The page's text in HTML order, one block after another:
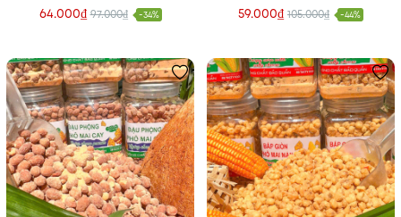
Béo, Đậm Đà Khó Cưỡng
64.000₫ 97.000₫ -34%
"Thượng Hạng" Từ Thiên
59.000₫ 105.000₫ -44%